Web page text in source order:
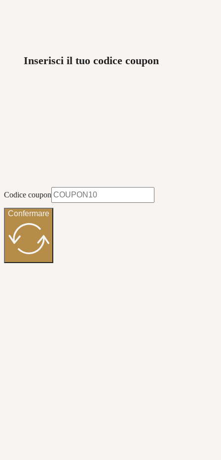
Inserisci il tuo codice coupon
Codice coupon
Confermare